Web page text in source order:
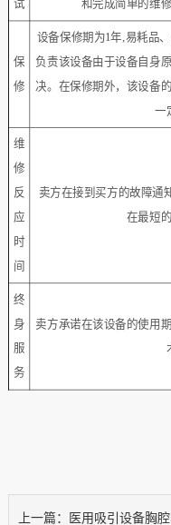
试
和完成简单的维
保
修
设备保修期为1年,易耗品
负责该设备由于设备自身
决。在保修期外，该设备
一
维
修
反
应
时
间
卖方在接到买方的故障通
在最短
终
身
服
务
卖方承诺在该设备的使用
上一篇： 医用吸引设备胸腔收集容器空气泄漏